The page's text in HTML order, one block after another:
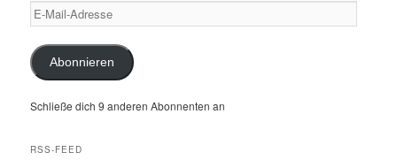
E-
Mail-
Adresse
Abonnieren
Schließe dich 9 anderen Abonnenten an
RSS-FEED